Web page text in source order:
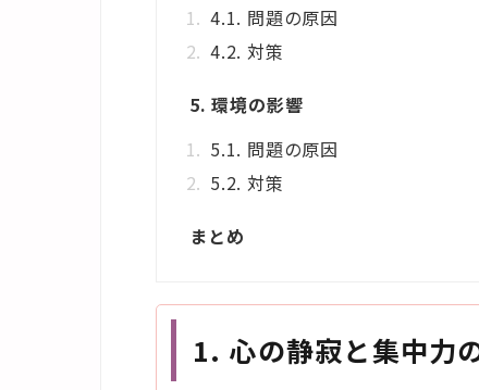
4.1. 問題の原因
4.2. 対策
5. 環境の影響
5.1. 問題の原因
5.2. 対策
まとめ
1. 心の静寂と集中力